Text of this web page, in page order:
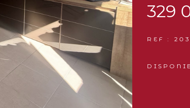
329
REF :